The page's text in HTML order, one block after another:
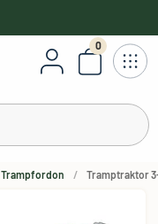
0
Antal
Trampfordon Tramptraktor